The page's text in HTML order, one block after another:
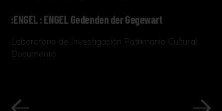
:ENGEL : ENGEL Gedenden der Gegewart
Laboratorio de Investigación Patrimonio Cultural
Documento